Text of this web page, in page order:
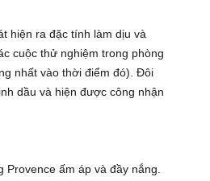
hiện ra đặc tính làm dịu và
cuộc thử nghiệm trong phòng
nhất vào thời điểm đó). Đôi
dầu và hiện được công nhận
ấm áp và đầy nắng.